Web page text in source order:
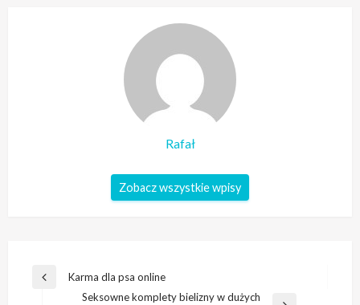
Rafał
Zobacz wszystkie wpisy
Nawigacja
Poprzedni
Karma dla psa online
Seksowne komplety bielizny w dużych